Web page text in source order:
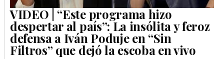
VIDEO | “Este programa hizo
despertar al país”: La insólita y feroz
defensa a Iván Poduje en “Sin
Filtros” que dejó la escoba en vivo